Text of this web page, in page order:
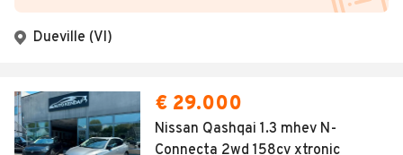
Dueville (VI)
€ 29.000
Nissan Qashqai 1.3 mhev N-
Connecta 2wd 158cv xtronic